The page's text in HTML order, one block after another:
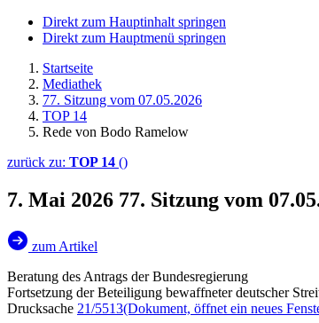
Direkt zum Hauptinhalt springen
Direkt zum Hauptmenü springen
Startseite
Mediathek
77. Sitzung vom 07.05.2026
TOP 14
Rede von Bodo Ramelow
zurück zu: TOP 14 ()
7. Mai 2026 77. Sitzung vom
zum Artikel
Beratung des Antrags der Bundesregierung
Fortsetzung der Beteiligung bewaffneter deutscher
Drucksache 21/5513(Dokument, öffnet ein neues